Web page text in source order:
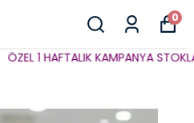
0
ÖZEL 1 HAFTALIK KAMPANYA